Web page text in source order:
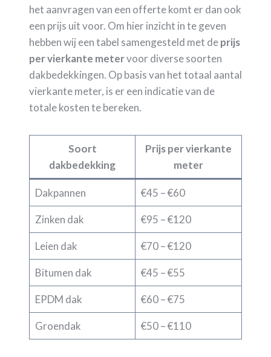
het aanvragen van een offerte komt er dan ook
een prijs uit voor. Om hier inzicht in te geven
hebben wij een tabel samengesteld met deprijs
per vierkante metervoor diverse soorten
dakbedekkingen. Op basis van het totaal aantal
vierkante meter, is er een indicatie van de
totale kosten te bereken.
Soort
dakbedekking
Prijs per vierkante
meter
Dakpannen €45 – €60
Zinken dak €95 – €120
Leien dak €70 – €120
Bitumen dak €45 – €55
EPDM dak €60 – €75
Groendak €50 – €110